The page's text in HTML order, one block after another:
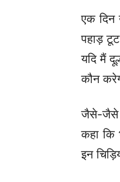
एक दिन
पहाड़
यदि मैं
कौन
जैसे-जैसे
कहा कि
इन